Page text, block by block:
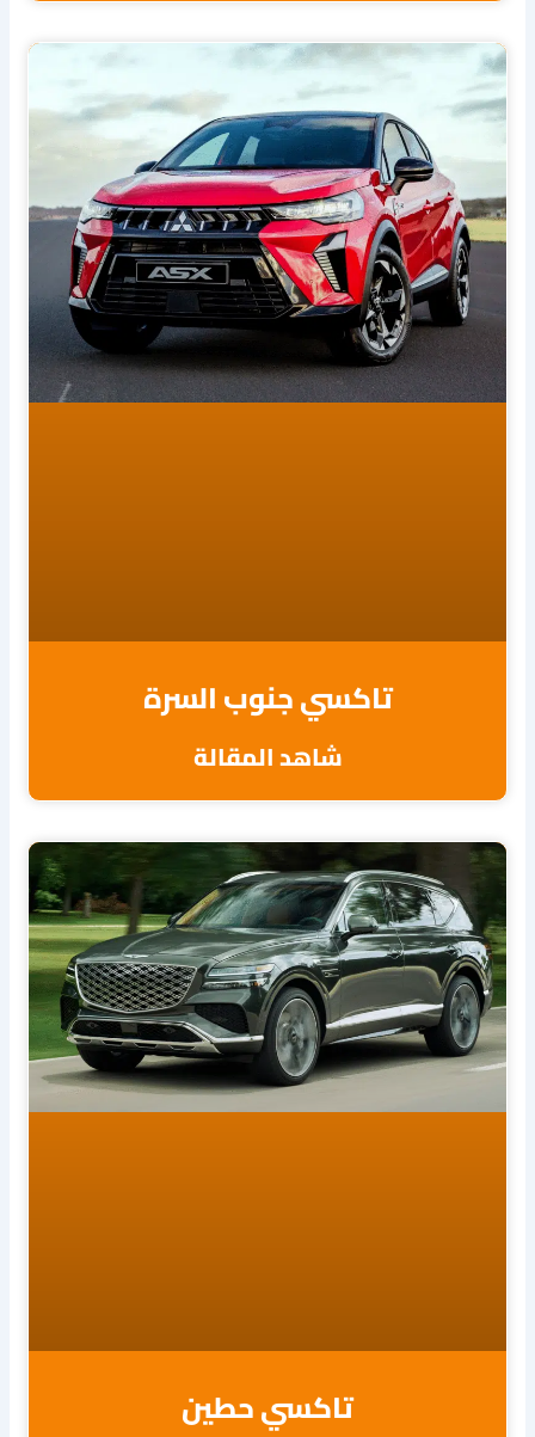
تاكسي جنوب السرة
شاهد المقالة
تاكسي حطين